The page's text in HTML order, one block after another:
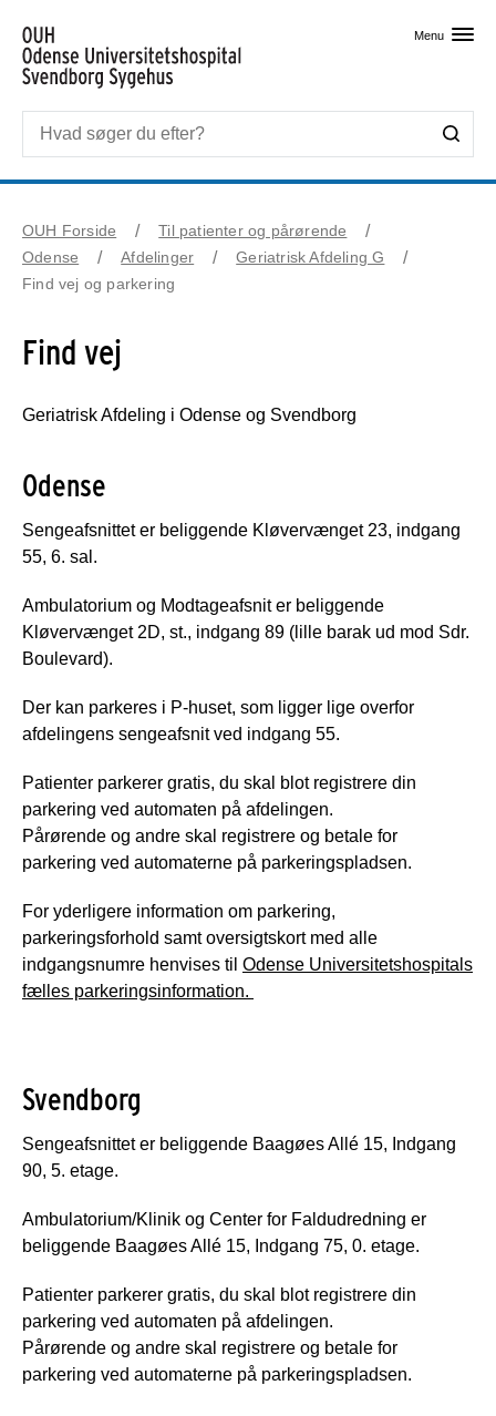
Menu
OUH Forside
Til patienter og pårørende
Odense
Afdelinger
Geriatrisk Afdeling G
Find vej og parkering
Find vej
Geriatrisk Afdeling i Odense og Svendborg
Odense
Sengeafsnittet er beliggende Kløvervænget 23, indgang
55, 6. sal.
Ambulatorium og Modtageafsnit er beliggende
Kløvervænget 2D, st., indgang 89 (lille barak ud mod Sdr.
Boulevard).
Der kan parkeres i P-huset, som ligger lige overfor
afdelingens sengeafsnit ved indgang 55.
Patienter parkerer gratis, du skal blot registrere din
parkering ved automaten på afdelingen.
Pårørende og andre skal registrere og betale for
parkering ved automaterne på parkeringspladsen.
For yderligere information om parkering,
parkeringsforhold samt oversigtskort med alle
indgangsnumre henvises til Odense Universitetshospitals
fælles parkeringsinformation.
Svendborg
Sengeafsnittet er beliggende Baagøes Allé 15, Indgang
90, 5. etage.
Ambulatorium/Klinik og Center for Faldudredning er
beliggende Baagøes Allé 15, Indgang 75, 0. etage.
Patienter parkerer gratis, du skal blot registrere din
parkering ved automaten på afdelingen.
Pårørende og andre skal registrere og betale for
parkering ved automaterne på parkeringspladsen.